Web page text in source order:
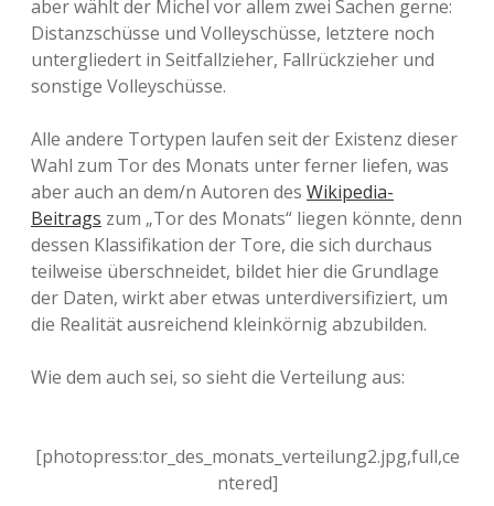
aber wählt der Michel vor allem zwei Sachen gerne:
Distanzschüsse und Volleyschüsse, letztere noch
untergliedert in Seitfallzieher, Fallrückzieher und
sonstige Volleyschüsse.
Alle andere Tortypen laufen seit der Existenz dieser
Wahl zum Tor des Monats unter ferner liefen, was
aber auch an dem/n Autoren des Wikipedia-
Beitrags zum „Tor des Monats“ liegen könnte, denn
dessen Klassifikation der Tore, die sich durchaus
teilweise überschneidet, bildet hier die Grundlage
der Daten, wirkt aber etwas unterdiversifiziert, um
die Realität ausreichend kleinkörnig abzubilden.
Wie dem auch sei, so sieht die Verteilung aus:
[photopress:tor_des_monats_verteilung2.jpg,full,ce
ntered]